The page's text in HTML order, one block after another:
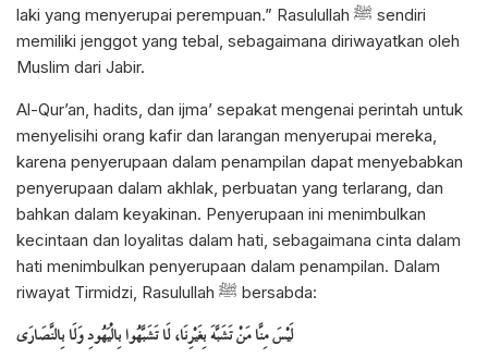
laki yang menyerupai perempuan.” Rasulullah
sendiri
memiliki jenggot yang tebal, sebagaimana diriwayatkan oleh
Muslim dari Jabir.
Al-Qur’an, hadits, dan ijma’ sepakat mengenai perintah untuk
menyelisihi orang kafir dan larangan menyerupai mereka,
karena penyerupaan dalam penampilan dapat menyebabkan
penyerupaan dalam akhlak, perbuatan yang terlarang, dan
bahkan dalam keyakinan. Penyerupaan ini menimbulkan
kecintaan dan loyalitas dalam hati, sebagaimana cinta dalam
hati menimbulkan penyerupaan dalam penampilan. Dalam
riwayat Tirmidzi, Rasulullah
bersabda:
لَيْسَ مِنَّا مَنْ تَشَبَّهَ بِغَيْرِنَا، لَا تَشَبَّهُوا بِالْيَهُودِ وَلَا بِالنَّصَارَى